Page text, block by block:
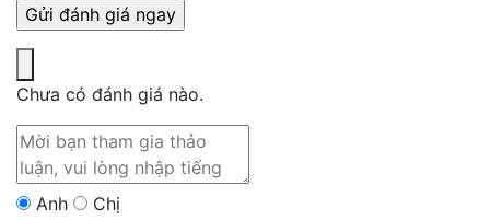
Chưa có đánh giá nào.
Anh Chị